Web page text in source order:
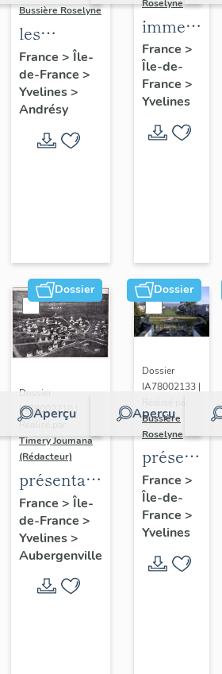
Bussière Roselyne
les
immeubles,
maisons et
fermes du
canton
d'Andrésy
France > Île-
de-France >
Yvelines>
Andrésy
Roselyne
maisons,
fermes
France >
Île-de-
France >
Yvelines
Dossier
Aperçu
Dossier
IA78002210 |
Réalisé par
Timery Joumana
(Rédacteur)
présentation
de l'étude
d'Elisabethville
France > Île-
de-France >
Yvelines>
Aubergenville
Dossier
Aperçu
Dossier
IA78002133 |
Bussière
Roselyne
du
diagnostic
et
France >
Île-de-
France >
Yvelines